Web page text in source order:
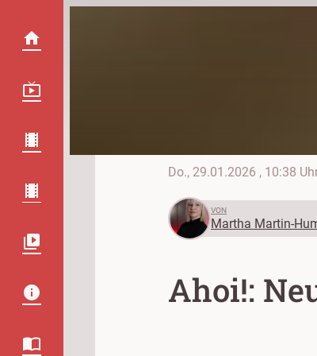
Do., 29.01.2026 , 10:38
VON
Martha Martin-
Ahoi!: